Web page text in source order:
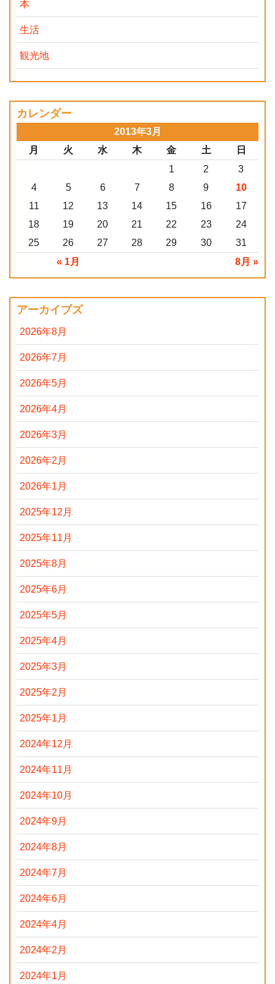
本
生活
観光地
カレンダー
2013年3月
月
火 水 木 金 土 日
« 1月 8月 »
1 2
3
4
5 6 7 8 9
10
11
12 13 14 15 16
17
18
19 20 21 22 23
24
25
26 27 28 29 30 31
アーカイブズ
2026年8月
2026年7月
2026年5月
2026年4月
2026年3月
2026年2月
2026年1月
2025年12月
2025年11月
2025年8月
2025年6月
2025年5月
2025年4月
2025年3月
2025年2月
2025年1月
2024年12月
2024年11月
2024年10月
2024年9月
2024年8月
2024年7月
2024年6月
2024年4月
2024年2月
2024年1月